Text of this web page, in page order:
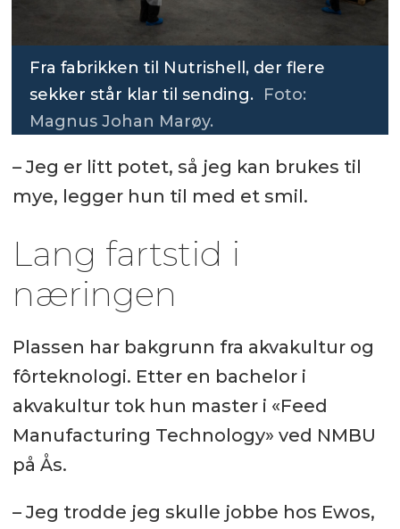
Fra fabrikken til Nutrishell, der flere
sekker står klar til sending. Foto:
Magnus Johan Marøy.
– Jeg er litt potet, så jeg kan brukes til
mye, legger hun til med et smil.
Lang fartstid i
næringen
Plassen har bakgrunn fra akvakultur og
fôrteknologi. Etter en bachelor i
akvakultur tok hun master i «Feed
Manufacturing Technology» ved NMBU
på Ås.
– Jeg trodde jeg skulle jobbe hos Ewos,